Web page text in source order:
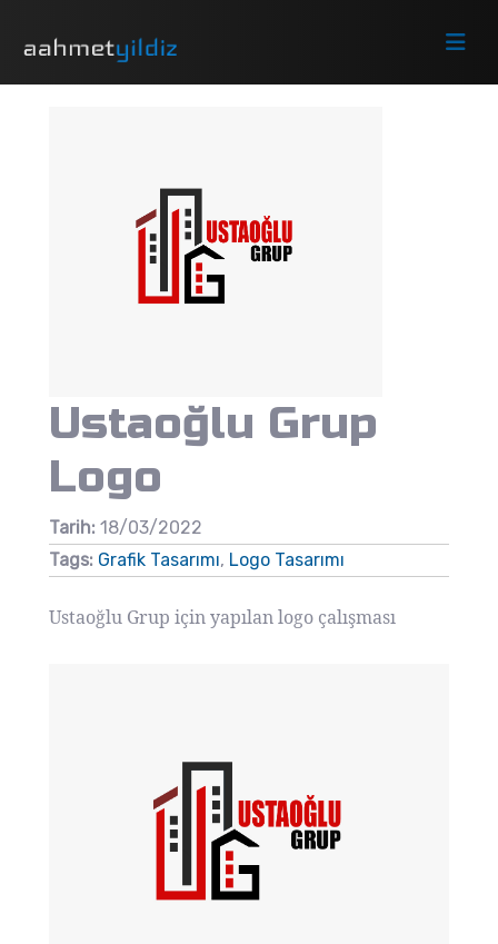
Ustaoğlu Grup
Logo
Tarih: 18/03/2022
Tags: Grafik Tasarımı, Logo Tasarımı
Ustaoğlu Grup için yapılan logo çalışması